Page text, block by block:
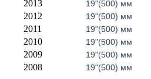
2013 19"(500) мм
2012 19"(500) мм
2011 19"(500) мм
2010 19"(500) мм
2009 19"(500) мм
2008 19"(500) мм